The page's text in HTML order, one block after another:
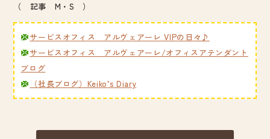
（ 記事 M・S ）
サービスオフィス アルヴェアーレ VIPの日々♪
サービスオフィス アルヴェアーレ/オフィスアテンダント
ブログ
（社長ブログ）Keiko’s Diary